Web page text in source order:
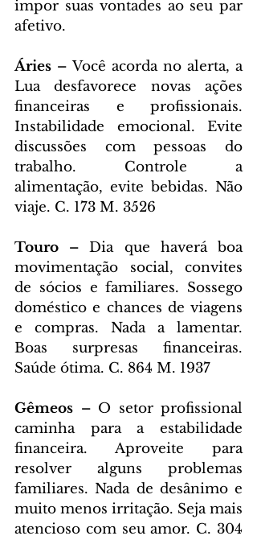
impor suas vontades ao seu par
afetivo.
Áries – Você acorda no alerta, a
Lua desfavorece novas ações
financeiras e profissionais.
Instabilidade emocional. Evite
discussões com pessoas do
trabalho. Controle a
alimentação, evite bebidas. Não
viaje. C. 173 M. 3526
Touro – Dia que haverá boa
movimentação social, convites
de sócios e familiares. Sossego
doméstico e chances de viagens
e compras. Nada a lamentar.
Boas surpresas financeiras.
Saúde ótima. C. 864 M. 1937
Gêmeos – O setor profissional
caminha para a estabilidade
financeira. Aproveite para
resolver alguns problemas
familiares. Nada de desânimo e
muito menos irritação. Seja mais
atencioso com seu amor. C. 304